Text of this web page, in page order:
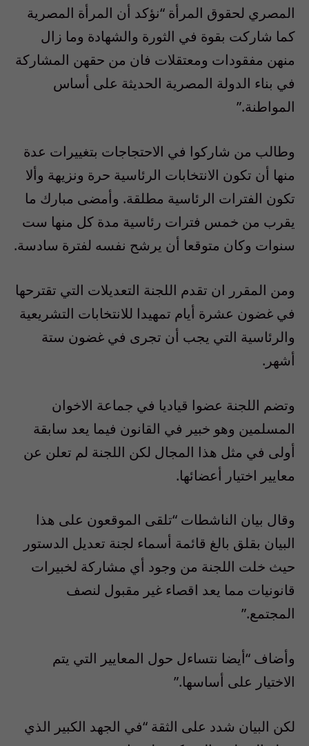
المصري لحقوق المرأة “نؤكد أن المرأة المصرية
كما شاركت بقوة في الثورة والشهادة وما زال
منهن مفقودات ومعتقلات فان من حقهن المشاركة
في بناء الدولة المصرية الحديثة على أساس
المواطنة.”
وطالب من شاركوا في الاحتجاجات بتغييرات عدة
منها أن تكون الانتخابات الرئاسية حرة ونزيهة وألا
تكون الفترات الرئاسية مطلقة. وأمضى مبارك ما
يقرب من خمس فترات رئاسية مدة كل منها ست
سنوات وكان متوقعا أن يرشح نفسه لفترة سادسة.
ومن المقرر ان تقدم اللجنة التعديلات التي تقترحها
في غضون عشرة أيام تمهيدا للانتخابات التشريعية
والرئاسية التي يجب أن تجرى في غضون ستة
أشهر.
وتضم اللجنة عضوا قياديا في جماعة الاخوان
المسلمين وهو خبير في القانون فيما يعد سابقة
أولى في مثل هذا المجال لكن اللجنة لم تعلن عن
معايير اختيار أعضائها.
وقال بيان الناشطات “تلقى الموقعون على هذا
البيان بقلق بالغ قائمة أسماء لجنة تعديل الدستور
حيث خلت اللجنة من وجود أي مشاركة لخبيرات
قانونيات مما يعد اقصاء غير مقبول لنصف
المجتمع.”
وأضاف “أيضا نتساءل حول المعايير التي يتم
الاختيار على أساسها.”
لكن البيان شدد على الثقة “في الجهد الكبير الذي